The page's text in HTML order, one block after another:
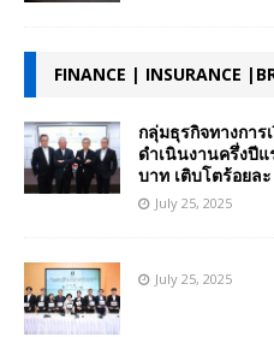
FINANCE | INSURANCE
กลุ่มธุรกิจทางการ
ดำเนินงานครึ่งปี
บาท เติบโตร้อยล
July 25, 2025
July 25, 2025